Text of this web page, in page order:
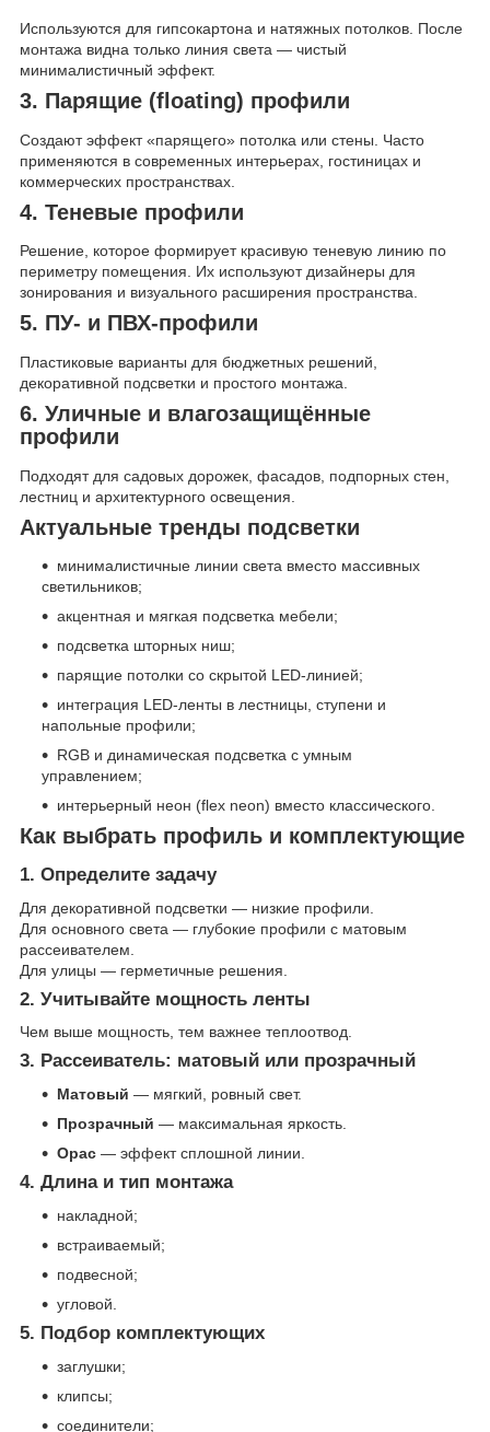
Используются для гипсокартона и натяжных потолков. После
монтажа видна только линия света — чистый
минималистичный эффект.
3. Парящие (floating) профили
Создают эффект «парящего» потолка или стены. Часто
применяются в современных интерьерах, гостиницах и
коммерческих пространствах.
4. Теневые профили
Решение, которое формирует красивую теневую линию по
периметру помещения. Их используют дизайнеры для
зонирования и визуального расширения пространства.
5. ПУ- и ПВХ-профили
Пластиковые варианты для бюджетных решений,
декоративной подсветки и простого монтажа.
6. Уличные и влагозащищённые
профили
Подходят для садовых дорожек, фасадов, подпорных стен,
лестниц и архитектурного освещения.
Актуальные тренды подсветки
минималистичные линии света вместо массивных
светильников;
акцентная и мягкая подсветка мебели;
подсветка шторных ниш;
парящие потолки со скрытой LED-линией;
интеграция LED-ленты в лестницы, ступени и
напольные профили;
RGB и динамическая подсветка с умным
управлением;
интерьерный неон (flex neon) вместо классического.
Как выбрать профиль и комплектующие
1. Определите задачу
Для декоративной подсветки — низкие профили.
Для основного света — глубокие профили с матовым
рассеивателем.
Для улицы — герметичные решения.
2. Учитывайте мощность ленты
Чем выше мощность, тем важнее теплоотвод.
3. Рассеиватель: матовый или прозрачный
Матовый — мягкий, ровный свет.
Прозрачный — максимальная яркость.
Оpac — эффект сплошной линии.
4. Длина и тип монтажа
накладной;
встраиваемый;
подвесной;
угловой.
5. Подбор комплектующих
заглушки;
клипсы;
соединители;